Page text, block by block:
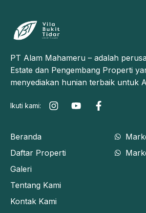
PT Alam Mahameru – adalah
Estate dan Pengembang Properti
menyediakan hunian terbaik untuk
Ikuti kami:
Beranda
Daftar Properti
Galeri
Tentang Kami
Kontak Kami